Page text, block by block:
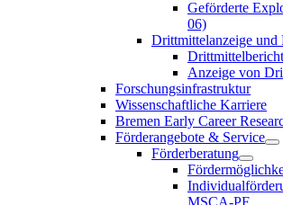
Geförderte
06)
Drittmittelanzeige
Drittmittelbericht
Anzeige von
Forschungsinfrastruktur
Wissenschaftliche Karriere
Bremen Early Career
Förderangebote & Service
Förderberatung
MSCA-PF